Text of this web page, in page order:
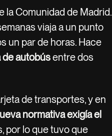
la Comunidad de Madrid.
viaja a un punto
un par de horas. Hace
de autobúsentre dos
de transportes, y en
normativa exigía el
por lo que tuvo que